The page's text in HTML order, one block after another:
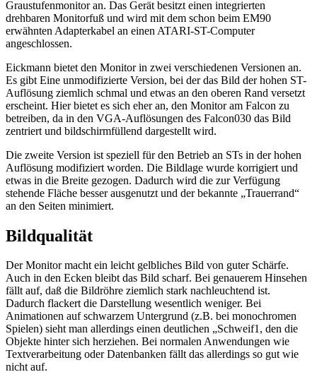
Graustufenmonitor an. Das Gerät besitzt einen integrierten
drehbaren Monitorfuß und wird mit dem schon beim EM90
erwähnten Adapterkabel an einen ATARI-ST-Computer
angeschlossen.
Eickmann bietet den Monitor in zwei verschiedenen Versionen an.
Es gibt Eine unmodifizierte Version, bei der das Bild der hohen ST-
Auflösung ziemlich schmal und etwas an den oberen Rand versetzt
erscheint. Hier bietet es sich eher an, den Monitor am Falcon zu
betreiben, da in den VGA-Auflösungen des Falcon030 das Bild
zentriert und bildschirmfüllend dargestellt wird.
Die zweite Version ist speziell für den Betrieb an STs in der hohen
Auflösung modifiziert worden. Die Bildlage wurde korrigiert und
etwas in die Breite gezogen. Dadurch wird die zur Verfügung
stehende Fläche besser ausgenutzt und der bekannte „Trauerrand“
an den Seiten minimiert.
Bildqualität
Der Monitor macht ein leicht gelbliches Bild von guter Schärfe.
Auch in den Ecken bleibt das Bild scharf. Bei genauerem Hinsehen
fällt auf, daß die Bildröhre ziemlich stark nachleuchtend ist.
Dadurch flackert die Darstellung wesentlich weniger. Bei
Animationen auf schwarzem Untergrund (z.B. bei monochromen
Spielen) sieht man allerdings einen deutlichen „Schweif1, den die
Objekte hinter sich herziehen. Bei normalen Anwendungen wie
Textverarbeitung oder Datenbanken fällt das allerdings so gut wie
nicht auf.